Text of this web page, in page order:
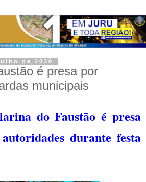
de 2020
é presa por
municipais
do Faustão é presa
durante festa